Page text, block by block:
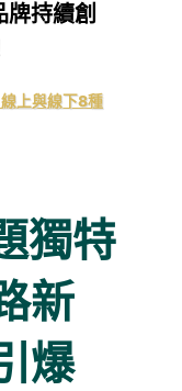
持續創
上與線下8種
獨特
新
爆